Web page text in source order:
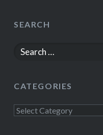
SEARCH
Search
CATEGORIES
Categories